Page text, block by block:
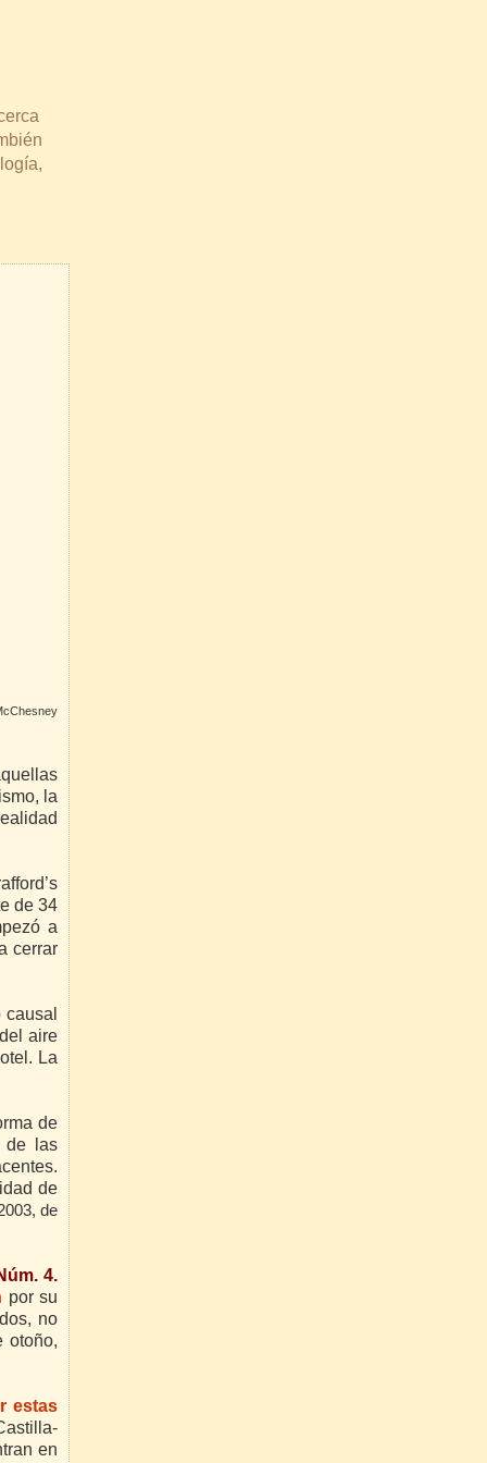
la
de 34
a
cerrar
aire
La
de
de las
de
de
4.
por su
no
otoño,
estas
en